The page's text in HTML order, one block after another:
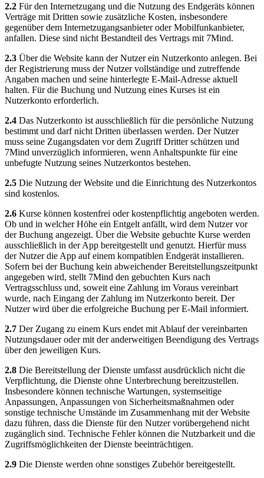
2.2 Für den Internetzugang und die Nutzung des Endgeräts können
Verträge mit Dritten sowie zusätzliche Kosten, insbesondere
gegenüber dem Internetzugangsanbieter oder Mobilfunkanbieter,
anfallen. Diese sind nicht Bestandteil des Vertrags mit 7Mind.
2.3 Über die Website kann der Nutzer ein Nutzerkonto anlegen. Bei
der Registrierung muss der Nutzer vollständige und zutreffende
Angaben machen und seine hinterlegte E-Mail-Adresse aktuell
halten. Für die Buchung und Nutzung eines Kurses ist ein
Nutzerkonto erforderlich.
2.4 Das Nutzerkonto ist ausschließlich für die persönliche Nutzung
bestimmt und darf nicht Dritten überlassen werden. Der Nutzer
muss seine Zugangsdaten vor dem Zugriff Dritter schützen und
7Mind unverzüglich informieren, wenn Anhaltspunkte für eine
unbefugte Nutzung seines Nutzerkontos bestehen.
2.5 Die Nutzung der Website und die Einrichtung des Nutzerkontos
sind kostenlos.
2.6 Kurse können kostenfrei oder kostenpflichtig angeboten werden.
Ob und in welcher Höhe ein Entgelt anfällt, wird dem Nutzer vor
der Buchung angezeigt. Über die Website gebuchte Kurse werden
ausschließlich in der App bereitgestellt und genutzt. Hierfür muss
der Nutzer die App auf einem kompatiblen Endgerät installieren.
Sofern bei der Buchung kein abweichender Bereitstellungszeitpunkt
angegeben wird, stellt 7Mind den gebuchten Kurs nach
Vertragsschluss und, soweit eine Zahlung im Voraus vereinbart
wurde, nach Eingang der Zahlung im Nutzerkonto bereit. Der
Nutzer wird über die erfolgreiche Buchung per E-Mail informiert.
2.7 Der Zugang zu einem Kurs endet mit Ablauf der vereinbarten
Nutzungsdauer oder mit der anderweitigen Beendigung des Vertrags
über den jeweiligen Kurs.
2.8 Die Bereitstellung der Dienste umfasst ausdrücklich nicht die
Verpflichtung, die Dienste ohne Unterbrechung bereitzustellen.
Insbesondere können technische Wartungen, systemseitige
Anpassungen, Anpassungen von Sicherheitsmaßnahmen oder
sonstige technische Umstände im Zusammenhang mit der Website
dazu führen, dass die Dienste für den Nutzer vorübergehend nicht
zugänglich sind. Technische Fehler können die Nutzbarkeit und die
Zugriffsmöglichkeiten der Dienste beeinträchtigen.
2.9 Die Dienste werden ohne sonstiges Zubehör bereitgestellt.